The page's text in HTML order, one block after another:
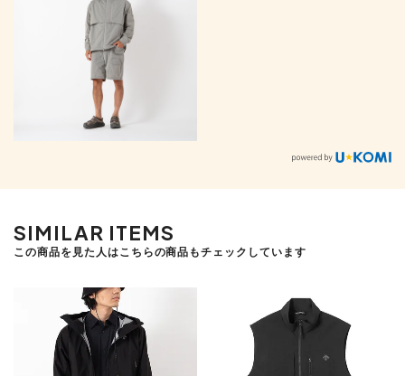
SIMILAR ITEMS
この商品を見た人はこちらの商品もチェックしています